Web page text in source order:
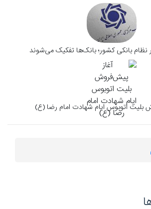
نظام بانکی کشور؛ بانک‌ها تفکیک می‌شوند
بلیت اتوبوس ایام شهادت امام رضا (ع)